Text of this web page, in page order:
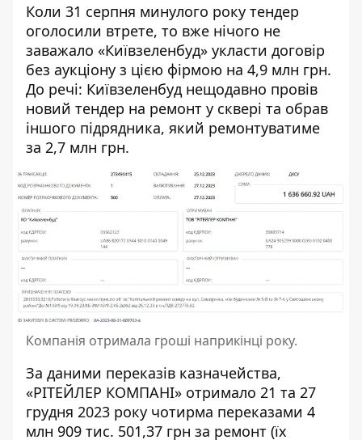
Коли 31 серпня минулого року тендер
оголосили втрете, то вже нічого не
заважало «Київзеленбуд» укласти договір
без аукціону з цією фірмою на 4,9 млн грн.
До речі: Київзеленбуд нещодавно провів
новий тендер на ремонт у сквері та обрав
іншого підрядника, який ремонтуватиме
за 2,7 млн грн.
Компанія отримала гроші наприкінці року.
За даними переказів казначейства,
«РІТЕЙЛЕР КОМПАНІ» отримало 21 та 27
грудня 2023 року чотирма переказами 4
млн 909 тис. 501,37 грн за ремонт (їх